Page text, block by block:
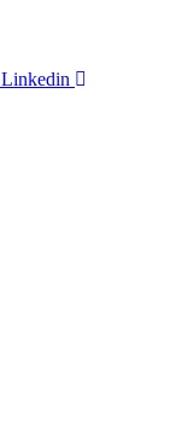
Linkedin